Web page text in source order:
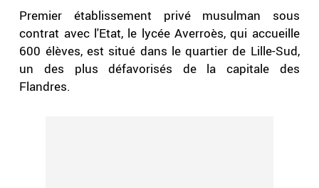
Premier établissement privé musulman sous
contrat avec l'Etat, le lycée Averroès, qui accueille
600 élèves, est situé dans le quartier de Lille-Sud,
un des plus défavorisés de la capitale des
Flandres.